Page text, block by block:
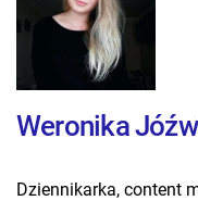
Weronika
Dziennikarka, content